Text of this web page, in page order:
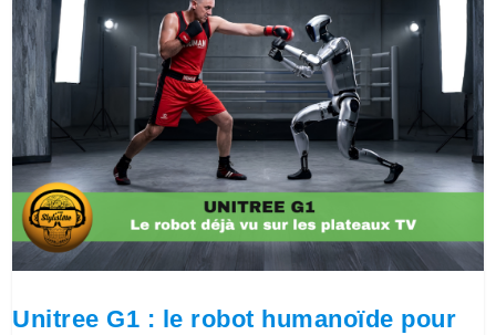
Unitree G1 : le robot humanoïde pour